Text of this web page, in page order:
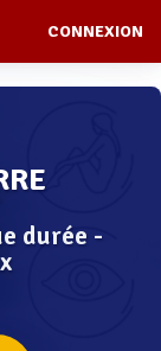
CONNEXION
durée -